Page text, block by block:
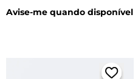
Avise-me quando disponível